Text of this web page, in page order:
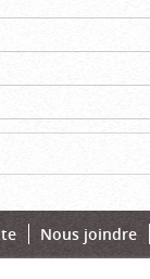
Nous joindre